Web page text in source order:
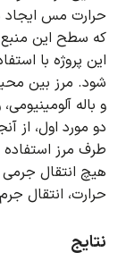
حرارت مس ایجاد
که سطح این منبع حرارتی
این پروژه با
شود. مرز بین
و باله
دو مورد اول، از
طرف مرز
هیچ انتقال جرمی
حرارت، انتقال
نتایج